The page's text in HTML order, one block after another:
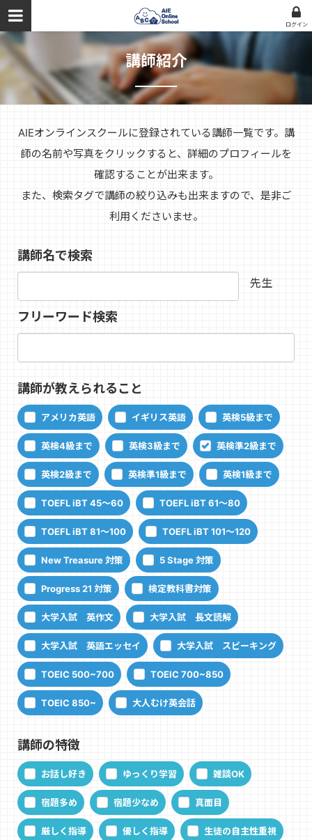
ログイン
講師紹介
AIEオンラインスクールに登録されている講師一覧です。講
師の名前や写真をクリックすると、詳細のプロフィールを
確認することが出来ます。
また、検索タグで講師の絞り込みも出来ますので、是非ご
利用くださいませ。
講師名で検索
先生
フリーワード検索
講師が教えられること
アメリカ英語 イギリス英語 英検5級まで
英検4級まで 英検3級まで 英検準2級まで
英検2級まで 英検準1級まで 英検1級まで
TOEFL iBT 45～60 TOEFL iBT 61～80
TOEFL iBT 81～100 TOEFL iBT 101～120
New Treasure 対策 5 Stage 対策
Progress 21 対策 検定教科書対策
大学入試 英作文 大学入試 長文読解
大学入試 英語エッセイ 大学入試 スピーキング
TOEIC 500~700 TOEIC 700~850
TOEIC 850~ 大人むけ英会話
講師の特徴
お話し好き ゆっくり学習 雑談OK
宿題多め 宿題少なめ 真面目
厳しく指導 優しく指導 生徒の自主性重視